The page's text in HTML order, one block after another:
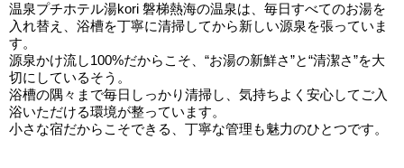
温泉プチホテル湯kori 磐梯熱海の温泉は、毎日すべてのお湯を
入れ替え、浴槽を丁寧に清掃してから新しい源泉を張っていま
す。
源泉かけ流し100%だからこそ、“お湯の新鮮さ”と“清潔さ”を大
切にしているそう。
浴槽の隅々まで毎日しっかり清掃し、気持ちよく安心してご入
浴いただける環境が整っています。
小さな宿だからこそできる、丁寧な管理も魅力のひとつです。